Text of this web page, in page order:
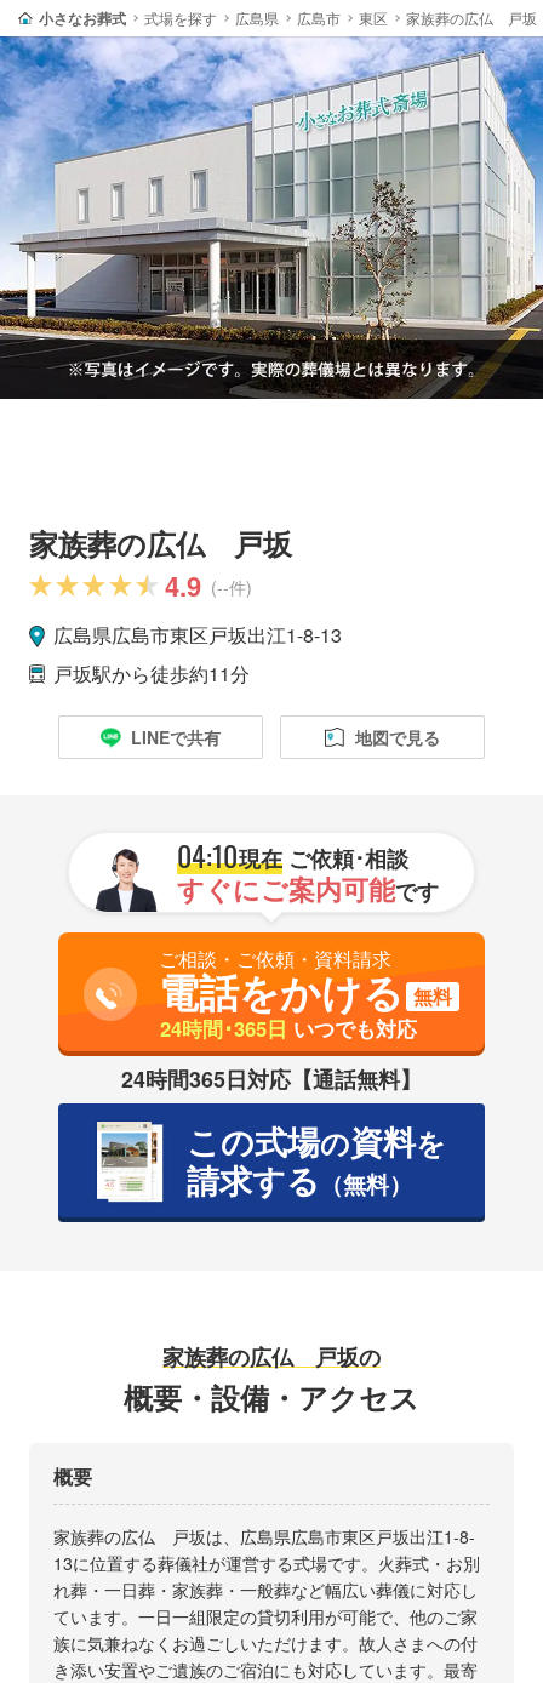
小さなお葬式 式場を探す 広島県 広島市 東区 家族葬の広仏 戸坂
家族葬の広仏 戸坂
4.9 (--件)
広島県広島市東区戸坂出江1-8-13
戸坂駅から徒歩約11分
LINEで共有 地図で見る
04:10現在ご依頼･相談
すぐにご案内可能です
ご相談・ご依頼・資料請求
電話をかける 無料
24時間･365日 いつでも対応
24時間365日対応【通話無料】
この式場の資料を
請求する （無料）
家族葬の広仏 戸坂の
概要・設備・アクセス
概要
家族葬の広仏 戸坂は、広島県広島市東区戸坂出江1-8-
13に位置する葬儀社が運営する式場です。火葬式・お別
れ葬・一日葬・家族葬・一般葬など幅広い葬儀に対応し
ています。一日一組限定の貸切利用が可能で、他のご家
族に気兼ねなくお過ごしいただけます。故人さまへの付
き添い安置やご遺族のご宿泊にも対応しています。最寄